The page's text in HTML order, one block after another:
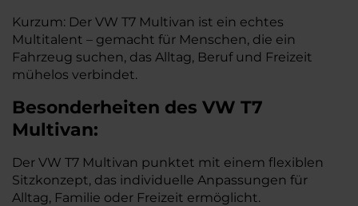
Kurzum: Der VW T7 Multivan ist ein echtes
Multitalent – gemacht für Menschen, die ein
Fahrzeug suchen, das Alltag, Beruf und Freizeit
mühelos verbindet.
Besonderheiten des VW T7
Multivan:
Der VW T7 Multivan punktet mit einem flexiblen
Sitzkonzept, das individuelle Anpassungen für
Alltag, Familie oder Freizeit ermöglicht.